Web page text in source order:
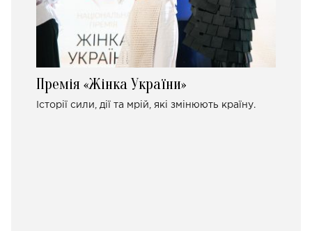
Премія «Жінка України»
Історії сили, дії та мрій, які змінюють країну.